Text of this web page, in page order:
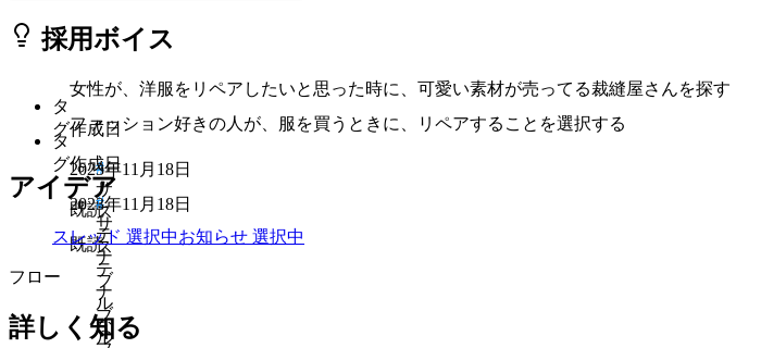
採用ボイス
タ
グ
#
サ
ス
テ
ナ
ブ
ル
な
女性が、洋服をリペアしたいと思った時に、可愛い素材が売ってる裁縫屋さんを探す
作成日
2023年11月18日
既読
タ
グ
#
サ
ス
テ
ナ
ブ
ル
ファッション好きの人が、服を買うときに、リペアすることを選択する
作成日
2023年11月18日
既読
アイデア
スレッド 選択中お知らせ 選択中
フロー
詳しく知る